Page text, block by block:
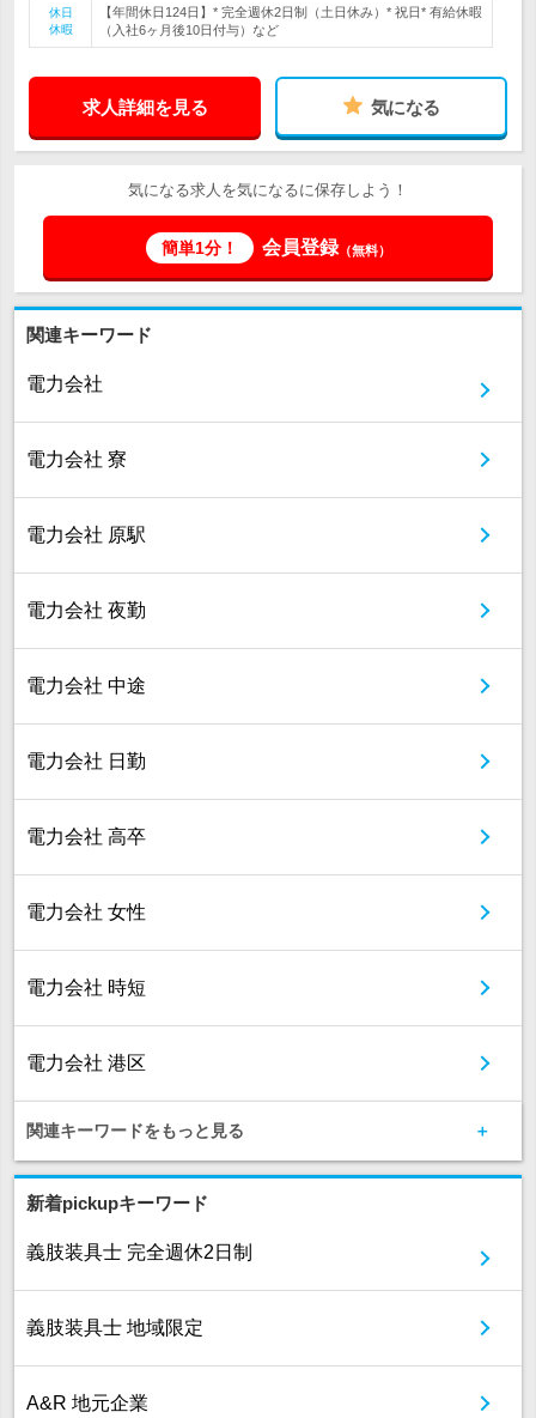
休日
休暇
【年間休日124日】* 完全週休2日制（土日休み）* 祝日* 有給休暇
（入社6ヶ月後10日付与）など
求人詳細を見る 気になる
気になる求人を気になるに保存しよう！
簡単1分！ 会員登録（無料）
関連キーワード
電力会社
電力会社 寮
電力会社 原駅
電力会社 夜勤
電力会社 中途
電力会社 日勤
電力会社 高卒
電力会社 女性
電力会社 時短
電力会社 港区
関連キーワードをもっと見る
新着pickupキーワード
義肢装具士 完全週休2日制
義肢装具士 地域限定
A&R 地元企業